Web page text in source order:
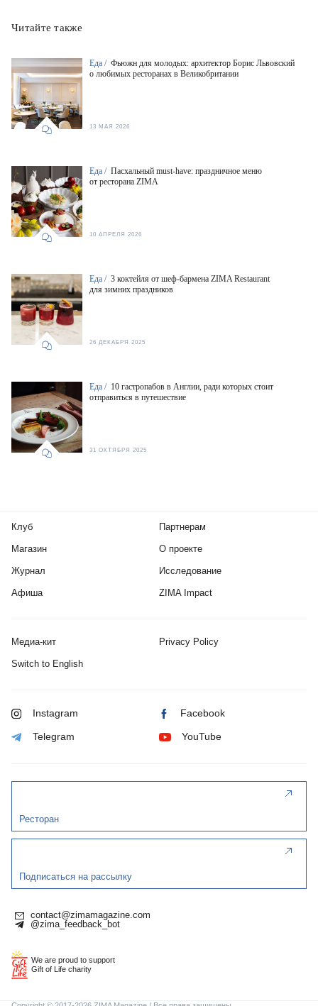
Читайте также
Еда / Фьюжн для молодых: архитектор Борис Львовский
о любимых ресторанах в Великобритании
13 МАЯ 2026
Еда / Пасхальный must-have: праздничное меню
от ресторана ZIMA
10 АПРЕЛЯ 2026
Еда / 3 коктейля от шеф-бармена ZIMA Restaurant
для зимних праздников
26 ДЕКАБРЯ 2025
Еда / 10 гастропабов в Англии, ради которых стоит
отправиться в путешествие
31 ОКТЯБРЯ 2025
Клуб
Магазин
Журнал
Афиша
Партнерам
О проекте
Исследование
ZIMA Impact
Медиа-кит Privacy Policy
Switch to English
Instagram Facebook
Telegram YouTube
Ресторан
Подписаться на рассылку
contact@zimamagazine.com
@zima_feedback_bot
We are proud to support
Gift of Life charity